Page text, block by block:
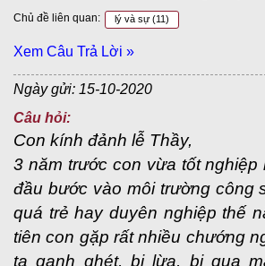
Chủ đề liên quan: lý và sự (11)
Xem Câu Trả Lời »
Ngày gửi: 15-10-2020
Câu hỏi:
Con kính đảnh lễ Thầy,
3 năm trước con vừa tốt nghiệp
đầu bước vào môi trường công
quá trẻ hay duyên nghiệp thế
tiên con gặp rất nhiều chướng
ta ganh ghét, bị lừa, bị qua